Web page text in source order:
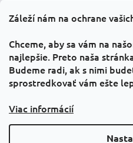
Záleží nám na ochrane
Chceme, aby sa vám na
najlepšie. Preto naša
Budeme radi, ak s nimi
sprostredkovať vám ešte
Viac informácií
Informácie pre vás
Všeobecné obchodné podmienky
GDPR
Kontakty